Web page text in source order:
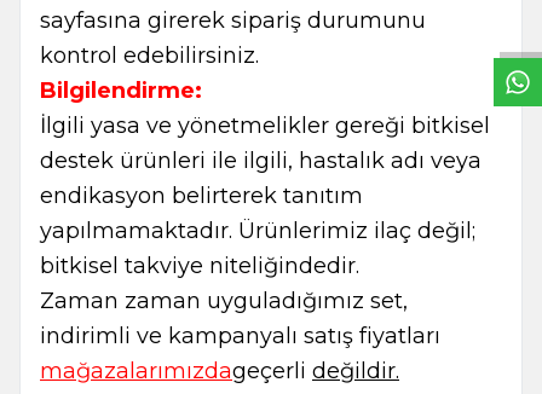
sayfasına girerek sipariş durumunu
kontrol edebilirsiniz.
Bilgilendirme:
İlgili yasa ve yönetmelikler gereği bitkisel
destek ürünleri ile ilgili, hastalık adı veya
endikasyon belirterek tanıtım
yapılmamaktadır. Ürünlerimiz ilaç değil;
bitkisel takviye niteliğindedir.
Zaman zaman uyguladığımız set,
indirimli ve kampanyalı satış fiyatları
mağazalarımızdageçerli değildir.